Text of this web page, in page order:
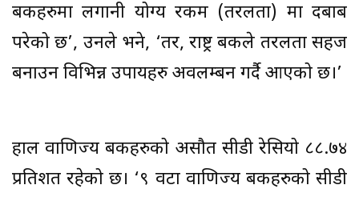
बैंकहरुमा लगानी योग्य रकम (तरलता) मा दबाब
परेको छ’, उनले भने, ‘तर, राष्ट्र बैंकले तरलता सहज
बनाउन विभिन्न उपायहरु अवलम्बन गर्दै आएको छ।’
हाल वाणिज्य बैंकहरुको असौत सीडी रेसियो ८८.७४
प्रतिशत रहेको छ। ‘९ वटा वाणिज्य बैंकहरुको सीडी